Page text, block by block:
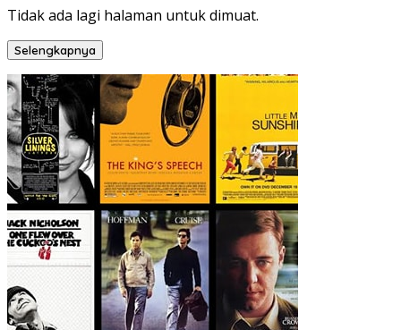
Tidak ada lagi halaman untuk dimuat.
Selengkapnya